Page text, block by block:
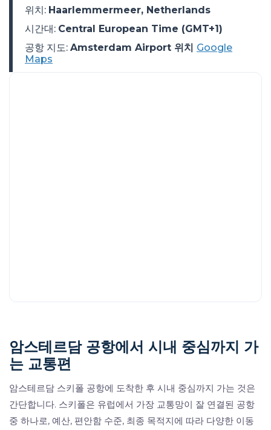
암스테르담 공항에서 시내 중심까지 가
는 교통편
암스테르담 스키폴 공항에 도착한 후 시내 중심까지 가는 것은
간단합니다. 스키폴은 유럽에서 가장 교통망이 잘 연결된 공항
중 하나로, 예산, 편안함 수준, 최종 목적지에 따라 다양한 이동
위치: Haarlemmermeer, Netherlands
시간대: Central European Time (GMT+1)
공항 지도: Amsterdam Airport 위치 Google
Maps